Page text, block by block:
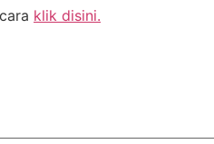
klik disini.